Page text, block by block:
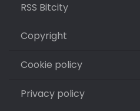
RSS Bitcity
Copyright
Cookie policy
Privacy policy